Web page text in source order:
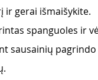
ir gerai išmaišykite.
spanguoles ir
sausainių